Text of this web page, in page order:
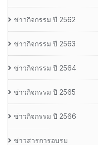
ข่าวกิจกรรม ปี 2562
ข่าวกิจกรรม ปี 2563
ข่าวกิจกรรม ปี 2564
ข่าวกิจกรรม ปี 2565
ข่าวกิจกรรม ปี 2566
ข่าวสารการอบรม